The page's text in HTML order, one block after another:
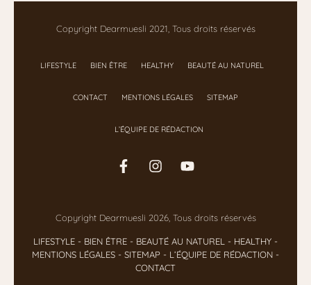
Copyright Dearmuesli 2021, Tous droits réservés
LIFESTYLE BIEN ÊTRE HEALTHY BEAUTÉ AU NATUREL
CONTACT MENTIONS LÉGALES SITEMAP
L’ÉQUIPE DE RÉDACTION
Copyright Dearmuesli 2026, Tous droits réservés
LIFESTYLE - BIEN ÊTRE - BEAUTÉ AU NATUREL - HEALTHY -
MENTIONS LÉGALES - SITEMAP - L’ÉQUIPE DE RÉDACTION -
CONTACT